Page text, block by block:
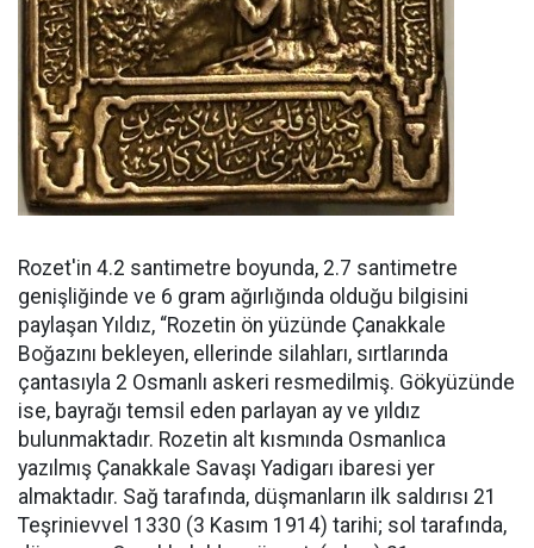
Rozet'in 4.2 santimetre boyunda, 2.7 santimetre
genişliğinde ve 6 gram ağırlığında olduğu bilgisini
paylaşan Yıldız, “Rozetin ön yüzünde Çanakkale
Boğazını bekleyen, ellerinde silahları, sırtlarında
çantasıyla 2 Osmanlı askeri resmedilmiş. Gökyüzünde
ise, bayrağı temsil eden parlayan ay ve yıldız
bulunmaktadır. Rozetin alt kısmında Osmanlıca
yazılmış Çanakkale Savaşı Yadigarı ibaresi yer
almaktadır. Sağ tarafında, düşmanların ilk saldırısı 21
Teşrinievvel 1330 (3 Kasım 1914) tarihi; sol tarafında,